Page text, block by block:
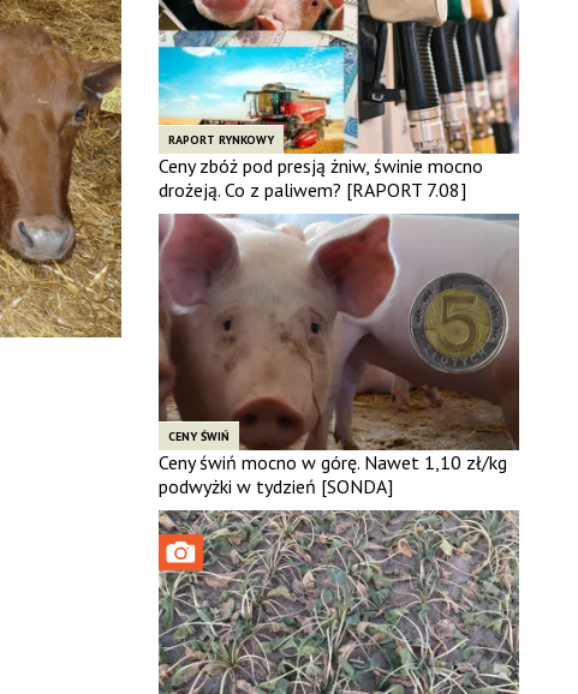
RAPORT RYNKOWY
Ceny zbóż pod presją żniw, świnie mocno
drożeją. Co z paliwem? [RAPORT 7.08]
CENY ŚWIŃ
Ceny świń mocno w górę. Nawet 1,10 zł/kg
podwyżki w tydzień [SONDA]